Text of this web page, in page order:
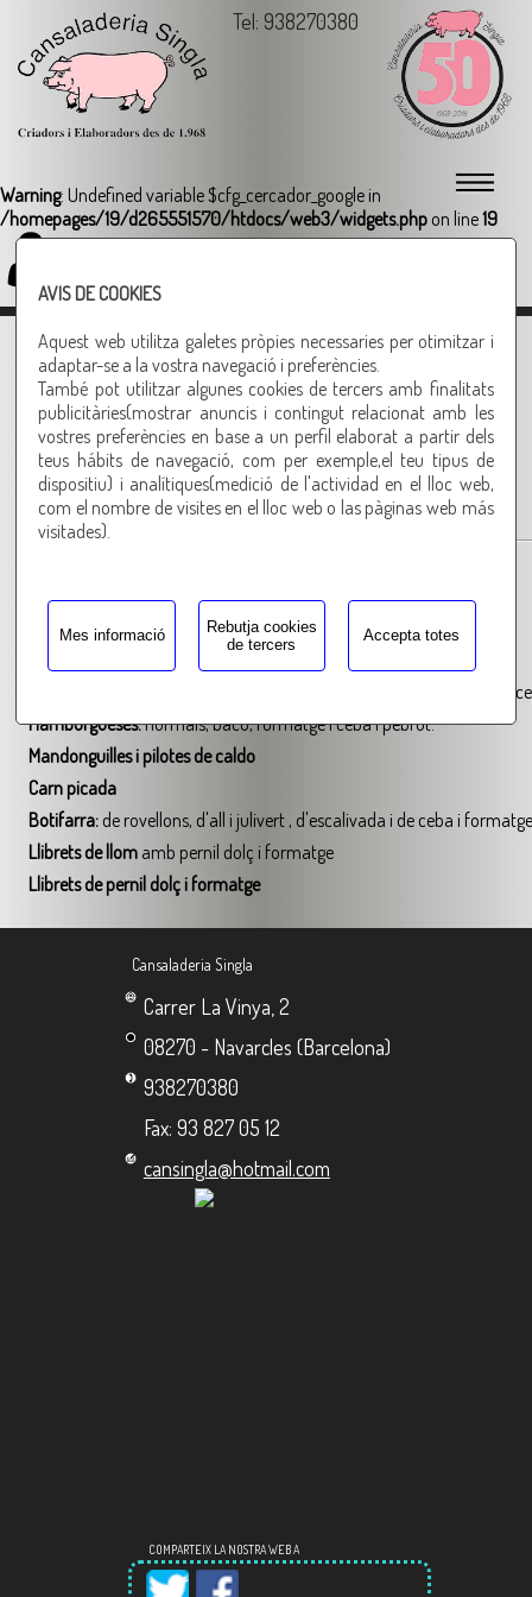
AVIS DE COOKIES
Aquest web utilitza galetes pròpies necessaries per otimitzar i
adaptar-se a la vostra navegació i preferències.
També pot utilitzar algunes cookies de tercers amb finalitats
publicitàries(mostrar anuncis i contingut relacionat amb les
vostres preferències en base a un perfil elaborat a partir dels
teus hábits de navegació, com per exemple,el teu tipus de
dispositiu) i analítiques(medició de l'actividad en el lloc web,
com el nombre de visites en el lloc web o las pàginas web más
visitades).
Mes informació
Rebutja cookies
de tercers
Accepta totes
Tel: 938270380
Warning: Undefined variable $cfg_cercador_google in
/homepages/19/d265551570/htdocs/web3/widgets.php on line19
Login
+ PRODUCTE FRESC ELABORAT
L'elaboració diària garanteix la qualitat d'aquests productes.
Botifarra
Salsitxa amb i sense pebre
amb botifarretes d'ou, negra, rovellons, de pebre, de
Hamburgueses:normals, bacó, formatge i ceba i pebrot.
Mandonguilles i pilotes de caldo
Carn picada
Botifarra: de rovellons, d'all i julivert , d'escalivada i de ceba i
Llibrets de llomamb pernil dolç i formatge
Llibrets de pernil dolç i formatge
Cansaladeria Singla
Carrer La Vinya, 2
08270 - Navarcles (Barcelona)
938270380
Fax: 93 827 05 12
cansingla@hotmail.com
COMPARTEIX LA NOSTRA WEB A